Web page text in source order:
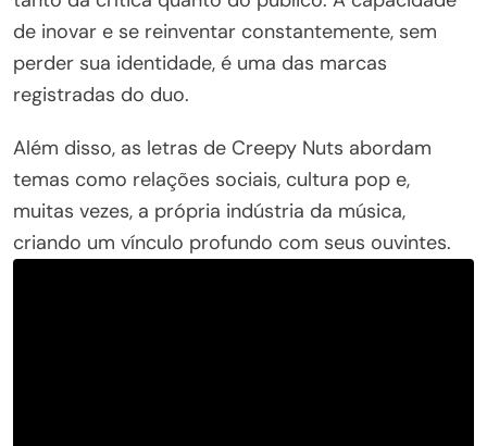
de inovar e se reinventar constantemente, sem
perder sua identidade, é uma das marcas
registradas do duo.
Além disso, as letras de Creepy Nuts abordam
temas como relações sociais, cultura pop e,
muitas vezes, a própria indústria da música,
criando um vínculo profundo com seus ouvintes.